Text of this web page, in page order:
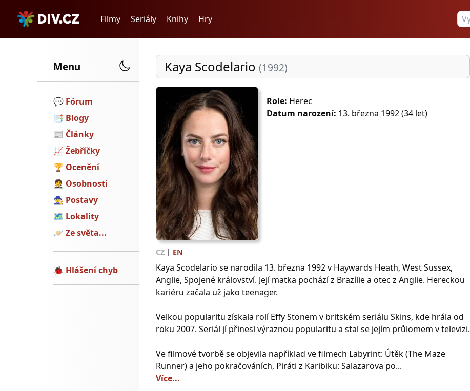
Filmy Seriály Knihy Hry
Menu
💬️ Fórum
📑 Blogy
📰 Články
📈 Žebříčky
🏆 Ocenění
🤵 Osobnosti
🧙 Postavy
🗺 Lokality
🪐 Ze světa...
🐞 Hlášení chyb
Kaya Scodelario (1992)
Role: Herec
Datum narození: 13. března 1992 (34 let)
CZ | EN
Kaya Scodelario se narodila 13. března 1992 v Haywards Heath, West Sussex,
Anglie, Spojené království. Její matka pochází z Brazílie a otec z Anglie. Hereckou
kariéru začala už jako teenager.
Velkou popularitu získala rolí Effy Stonem v britském seriálu Skins, kde hrála od
roku 2007. Seriál jí přinesl výraznou popularitu a stal se jejím průlomem v televizi.
Ve filmové tvorbě se objevila například ve filmech Labyrint: Útěk (The Maze
Runner) a jeho pokračováních, Piráti z Karibiku: Salazarova po...
Více...